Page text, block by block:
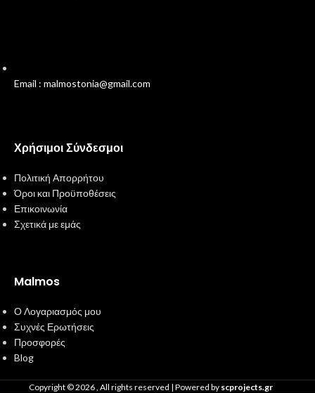
Email : malmostonia@gmail.com
Χρήσιμοι Σύνδεσμοι
Πολιτική Απορρήτου
Όροι και Προϋποθέσεις
Επικοινωνία
Σχετικά με εμάς
Malmos
Ο Λογαριασμός μου
Συχνές Ερωτήσεις
Προσφορές
Blog
Copyright ©2026, All rights reserved | Powered by scprojects.gr